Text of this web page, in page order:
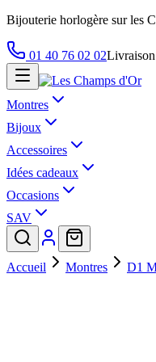
Bijouterie horlogère sur les
01 40 76 02 02
Montres
Bijoux
Accessoires
Idées cadeaux
Occasions
SAV
Accueil Montres D1